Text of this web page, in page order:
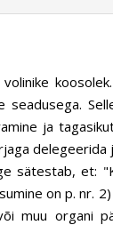
seadusega.
ja
delegeerida
sätestab, et:
on p. nr.
muu organi